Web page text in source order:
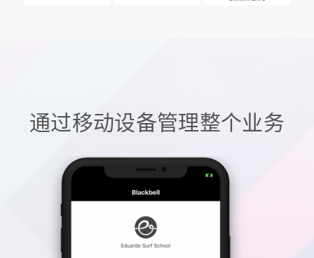
通过移动设备管理整个业务